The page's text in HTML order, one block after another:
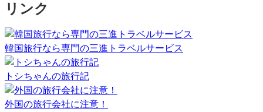
リンク
韓国旅行なら専門の三進トラベルサービス
トシちゃんの旅行記
外国の旅行会社に注意！